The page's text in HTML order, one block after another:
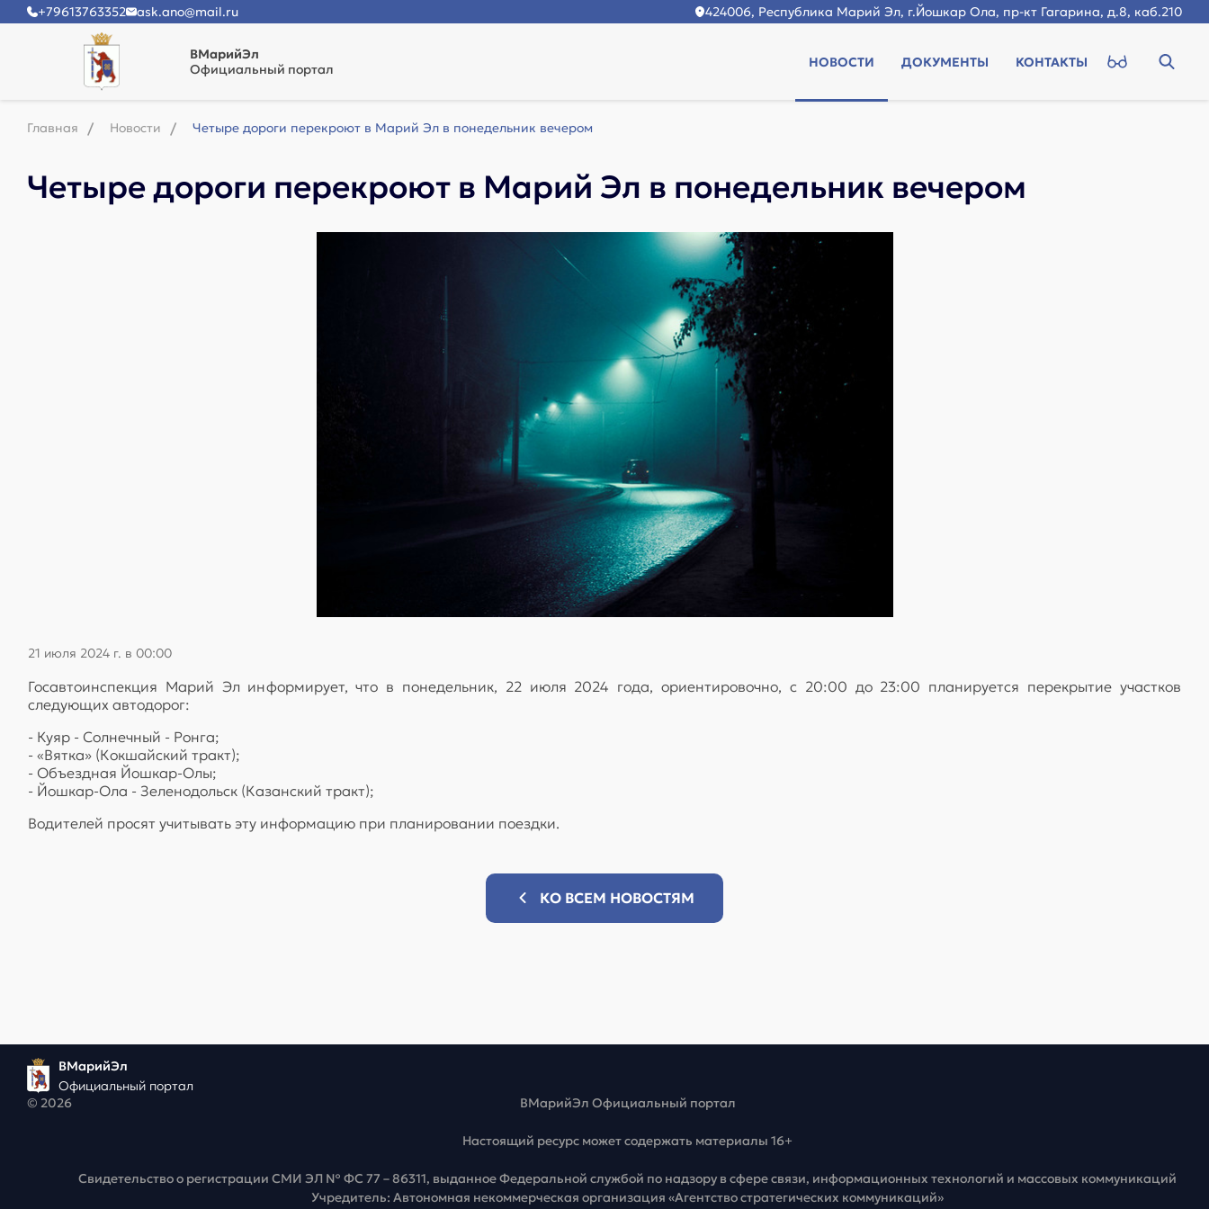
+79613763352 ask.ano@mail.ru 424006, Республика Марий Эл, г.Йошкар Ола, пр-кт Гагарина, д.8, каб.210
ВМарийЭл
Официальный портал
НОВОСТИ ДОКУМЕНТЫ КОНТАКТЫ
Главная Новости Четыре дороги перекроют в Марий Эл в понедельник вечером
Четыре дороги перекроют в Марий Эл в понедельник вечером
21 июля 2024 г. в 00:00
Госавтоинспекция Марий Эл информирует, что в понедельник, 22 июля 2024 года, ориентировочно, с 20:00 до 23:00 планируется перекрытие участков
следующих автодорог:
- Куяр - Солнечный - Ронга;
- «Вятка» (Кокшайский тракт);
- Объездная Йошкар-Олы;
- Йошкар-Ола - Зеленодольск (Казанский тракт);
Водителей просят учитывать эту информацию при планировании поездки.
КО ВСЕМ НОВОСТЯМ
ВМарийЭл
Официальный портал
© 2026
ВМарийЭл Официальный портал
Настоящий ресурс может содержать материалы 16+
Свидетельство о регистрации СМИ ЭЛ № ФС 77 – 86311, выданное Федеральной службой по надзору в сфере связи, информационных технологий и массовых коммуникаций
Учредитель: Автономная некоммерческая организация «Агентство стратегических коммуникаций»